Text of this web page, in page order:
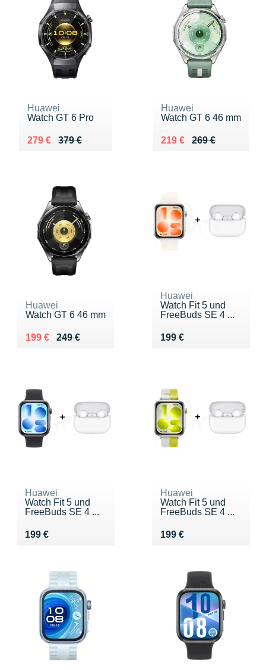
Huawei
Watch GT 6 Pro
379 €
Au lieu de 379 €
279 €
Vendu 279 €
Huawei
Watch GT 6 46 mm
269 €
Au lieu de 269 €
219 €
Vendu 219 €
Huawei
Watch GT 6 46 mm
249 €
Au lieu de 249 €
199 €
Vendu 199 €
Huawei
Watch Fit 5 und
FreeBuds SE 4 ...
199 €
Vendu 199 €
Huawei
Watch Fit 5 und
FreeBuds SE 4 ...
199 €
Vendu 199 €
Huawei
Watch Fit 5 und
FreeBuds SE 4 ...
199 €
Vendu 199 €